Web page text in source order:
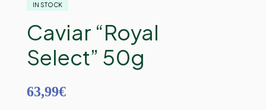
IN STOCK
Caviar “Royal
Select” 50g
63,99€